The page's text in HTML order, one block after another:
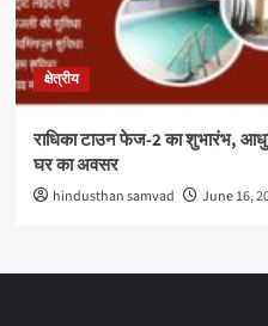
क्षेत्रीय
राधिका टाउन फेज-2 का शुभारंभ,
घर का अवसर
hindusthan samvad June 16,